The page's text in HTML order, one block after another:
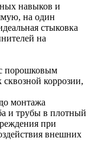
навыков и
на один
стыковка
на
порошковым
коррозии,
монтажа
и трубы в плотный
при
внешних